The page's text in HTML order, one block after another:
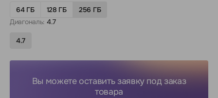
64 ГБ 128 ГБ
256 ГБ
Диагональ: 4.7
4.7
Вы можете оставить заявку под заказ
товара